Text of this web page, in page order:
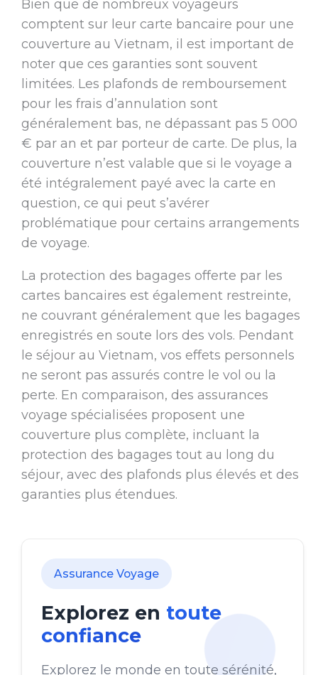
Bien que de nombreux voyageurs
comptent sur leur carte bancaire pour une
couverture au Vietnam, il est important de
noter que ces garanties sont souvent
limitées. Les plafonds de remboursement
pour les frais d’annulation sont
généralement bas, ne dépassant pas 5 000
€ par an et par porteur de carte. De plus, la
couverture n’est valable que si le voyage a
été intégralement payé avec la carte en
question, ce qui peut s’avérer
problématique pour certains arrangements
de voyage.
La protection des bagages offerte par les
cartes bancaires est également restreinte,
ne couvrant généralement que les bagages
enregistrés en soute lors des vols. Pendant
le séjour au Vietnam, vos effets personnels
ne seront pas assurés contre le vol ou la
perte. En comparaison, des assurances
voyage spécialisées proposent une
couverture plus complète, incluant la
protection des bagages tout au long du
séjour, avec des plafonds plus élevés et des
garanties plus étendues.
Assurance Voyage
Explorez en toute
confiance
Explorez le monde en toute sérénité,